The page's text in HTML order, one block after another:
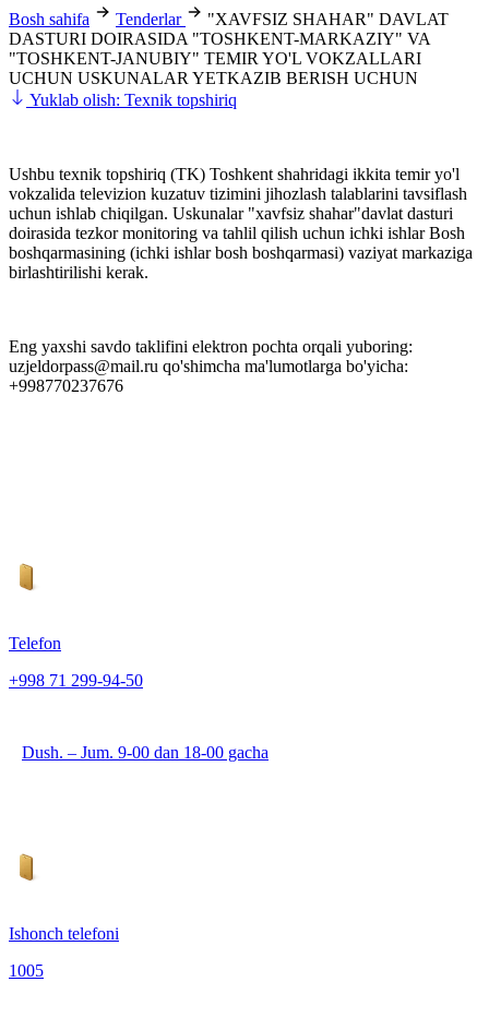
Bosh sahifa Tenderlar
"XAVFSIZ SHAHAR" DAVLAT
DASTURI DOIRASIDA "TOSHKENT-MARKAZIY" VA
"TOSHKENT-JANUBIY" TEMIR YO'L VOKZALLARI
UCHUN USKUNALAR YETKAZIB BERISH UCHUN
Yuklab olish: Texnik topshiriq
Ushbu texnik topshiriq (TK) Toshkent shahridagi ikkita temir yo'l
vokzalida televizion kuzatuv tizimini jihozlash talablarini tavsiflash
uchun ishlab chiqilgan. Uskunalar "xavfsiz shahar"davlat dasturi
doirasida tezkor monitoring va tahlil qilish uchun ichki ishlar Bosh
boshqarmasining (ichki ishlar bosh boshqarmasi) vaziyat markaziga
birlashtirilishi kerak.
Eng yaxshi savdo taklifini elektron pochta orqali yuboring:
uzjeldorpass@mail.ru qo'shimcha ma'lumotlarga bo'yicha:
+998770237676
Telefon
+998 71 299-94-50
Dush. – Jum. 9-00 dan 18-00 gacha
Ishonch telefoni
1005